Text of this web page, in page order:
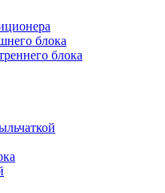
блока
блока